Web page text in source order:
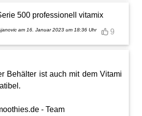
500 professionell vitamix
am 16. Januar 2023 um 18:36 Uhr 9
Behälter ist auch mit dem Vitami
- Team